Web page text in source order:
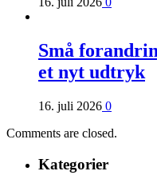
Små
et nyt udtryk
16. juli 2026 0
Comments are closed.
Kategorier